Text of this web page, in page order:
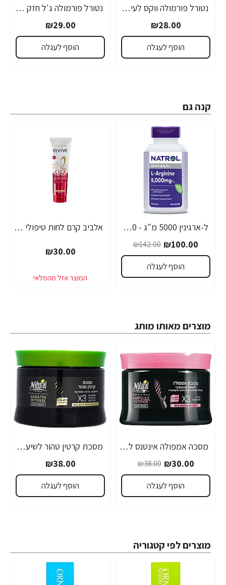
רב נמכר
נטורל פורמולה ווקס לעיצוב אלסטי 120 מ"ל - מבית NATURAL FORMULA
₪28.00
הוסף לעגלה
נטורל פורמולה ג'ל חזק לעיצוב רטוב 500 מ"ל - מבית NATURAL FORMULA
₪29.00
הוסף לעגלה
קנה גם
-30%
ל-ארגינין 5000 מ"ג - 90 טבליות (1,000 מ"ג לטבליה) - מבית NATROL
₪100.00
₪142.00
הוסף לעגלה
אלביב קרם לחות טיפולי משקם לשיער לשיער פגום 150 מ"ל - לאריאל
₪30.00
מוצרים מאותו מותג
-21%
מסכה אמפולה אינטנס לשיער יבש צבוע ופגום במיוחד נטורל פורמולה 350 מ"ל - מבית NATURAL FORMULA
₪30.00
₪38.00
הוסף לעגלה
מסכת קרטין טהור לשיער נטורל פורמולה 350 מ"ל - מבית NATURAL FORMULA
₪38.00
הוסף לעגלה
מוצרים לפי קטגוריה